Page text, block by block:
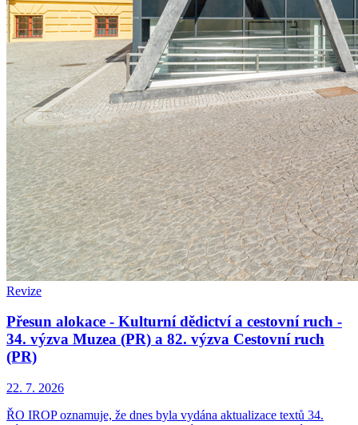
Revize
Přesun alokace - Kulturní dědictví a cestovní ruch -
34. výzva Muzea (PR) a 82. výzva Cestovní ruch
(PR)
22. 7. 2026
ŘO IROP oznamuje, že dnes byla vydána aktualizace textů 34.